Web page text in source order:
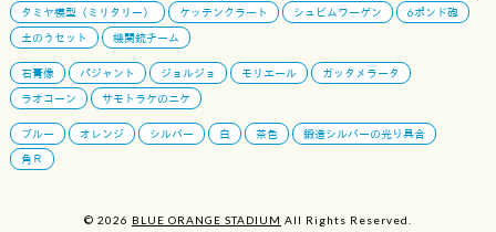
タミヤ模型（ミリタリー）
ケッテンクラート シュビムワーゲン
6ポンド砲
土のうセット
機関銃チーム
石膏像 パジャント ジョルジョ モリエール
ガッタメラータ
ラオコーン
サモトラケのニケ
ブルー オレンジ シルバー 白 茶色
鍛造シルバーの光り具合
角Ｒ
© 2026 BLUE ORANGE STADIUM All Rights Reserved.